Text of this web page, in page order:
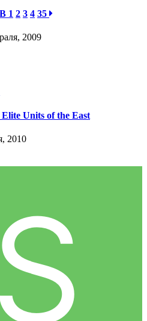
1 2 3 4 35
2009
Units of the East
2010